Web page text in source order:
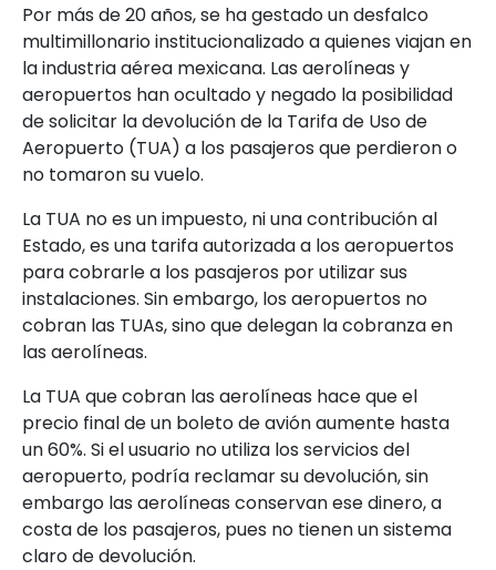
Por más de 20 años, se ha gestado un desfalco
multimillonario institucionalizado a quienes viajan en
la industria aérea mexicana. Las aerolíneas y
aeropuertos han ocultado y negado la posibilidad
de solicitar la devolución de la Tarifa de Uso de
Aeropuerto (TUA) a los pasajeros que perdieron o
no tomaron su vuelo.
La TUA no es un impuesto, ni una contribución al
Estado, es una tarifa autorizada a los aeropuertos
para cobrarle a los pasajeros por utilizar sus
instalaciones. Sin embargo, los aeropuertos no
cobran las TUAs, sino que delegan la cobranza en
las aerolíneas.
La TUA que cobran las aerolíneas hace que el
precio final de un boleto de avión aumente hasta
un 60%. Si el usuario no utiliza los servicios del
aeropuerto, podría reclamar su devolución, sin
embargo las aerolíneas conservan ese dinero, a
costa de los pasajeros, pues no tienen un sistema
claro de devolución.